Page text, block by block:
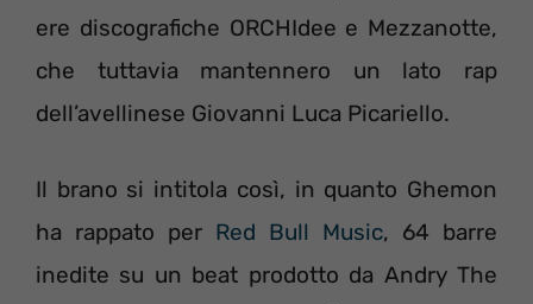
ere discografiche ORCHIdee e Mezzanotte,
che tuttavia mantennero un lato rap
dell’avellinese Giovanni Luca Picariello.
Il brano si intitola così, in quanto Ghemon
ha rappato per Red Bull Music, 64 barre
inedite su un beat prodotto da Andry The